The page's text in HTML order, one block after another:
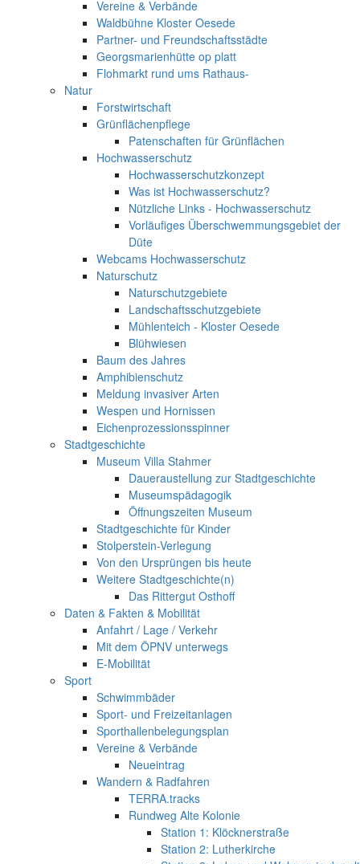
Vereine & Verbände
Waldbühne Kloster Oesede
Partner- und Freundschaftsstädte
Georgsmarienhütte op platt
Flohmarkt rund ums Rathaus-
Natur
Forstwirtschaft
Grünflächenpflege
Patenschaften für Grünflächen
Hochwasserschutz
Hochwasserschutzkonzept
Was ist Hochwasserschutz?
Nützliche Links - Hochwasserschutz
Vorläufiges Überschwemmungsgebiet der
Düte
Webcams Hochwasserschutz
Naturschutz
Naturschutzgebiete
Landschaftsschutzgebiete
Mühlenteich - Kloster Oesede
Blühwiesen
Baum des Jahres
Amphibienschutz
Meldung invasiver Arten
Wespen und Hornissen
Eichenprozessionsspinner
Stadtgeschichte
Museum Villa Stahmer
Daueraustellung zur Stadtgeschichte
Museumspädagogik
Öffnungszeiten Museum
Stadtgeschichte für Kinder
Stolperstein-Verlegung
Von den Ursprüngen bis heute
Weitere Stadtgeschichte(n)
Das Rittergut Osthoff
Daten & Fakten & Mobilität
Anfahrt / Lage / Verkehr
Mit dem ÖPNV unterwegs
E-Mobilität
Sport
Schwimmbäder
Sport- und Freizeitanlagen
Sporthallenbelegungsplan
Vereine & Verbände
Neueintrag
Wandern & Radfahren
TERRA.tracks
Rundweg Alte Kolonie
Station 1: Klöcknerstraße
Station 2: Lutherkirche